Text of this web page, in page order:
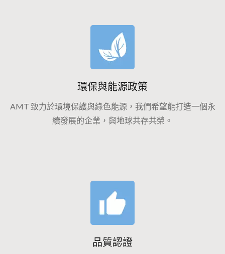
環保與能源政策
AMT 致力於環境保護與綠色能源，我們希望能打造一個永
續發展的企業，與地球共存共榮。
品質認證